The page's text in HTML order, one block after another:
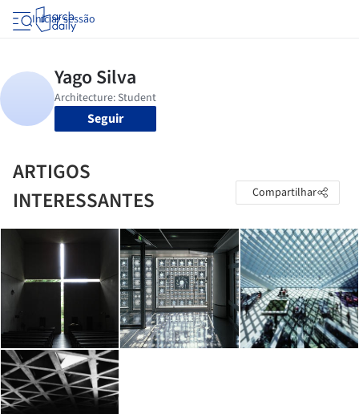
Iniciar sessão
Seguir
ARTIGOS
INTERESSANTES
Compartilhar